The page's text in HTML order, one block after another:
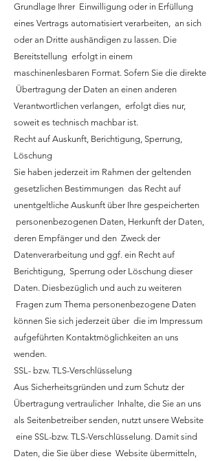
Grundlage Ihrer Einwilligung oder in Erfüllung
eines Vertrags automatisiert verarbeiten, an sich
oder an Dritte aushändigen zu lassen. Die
Bereitstellung erfolgt in einem
maschinenlesbaren Format. Sofern Sie die direkte
Übertragung der Daten an einen anderen
Verantwortlichen verlangen, erfolgt dies nur,
soweit es technisch machbar ist.
Recht auf Auskunft, Berichtigung, Sperrung,
Löschung
Sie haben jederzeit im Rahmen der geltenden
gesetzlichen Bestimmungen das Recht auf
unentgeltliche Auskunft über Ihre gespeicherten
personenbezogenen Daten, Herkunft der Daten,
deren Empfänger und den Zweck der
Datenverarbeitung und ggf. ein Recht auf
Berichtigung, Sperrung oder Löschung dieser
Daten. Diesbezüglich und auch zu weiteren
Fragen zum Thema personenbezogene Daten
können Sie sich jederzeit über die im Impressum
aufgeführten Kontaktmöglichkeiten an uns
wenden.
SSL- bzw. TLS-Verschlüsselung
Aus Sicherheitsgründen und zum Schutz der
Übertragung vertraulicher Inhalte, die Sie an uns
als Seitenbetreiber senden, nutzt unsere Website
eine SSL-bzw. TLS-Verschlüsselung. Damit sind
Daten, die Sie über diese Website übermitteln,